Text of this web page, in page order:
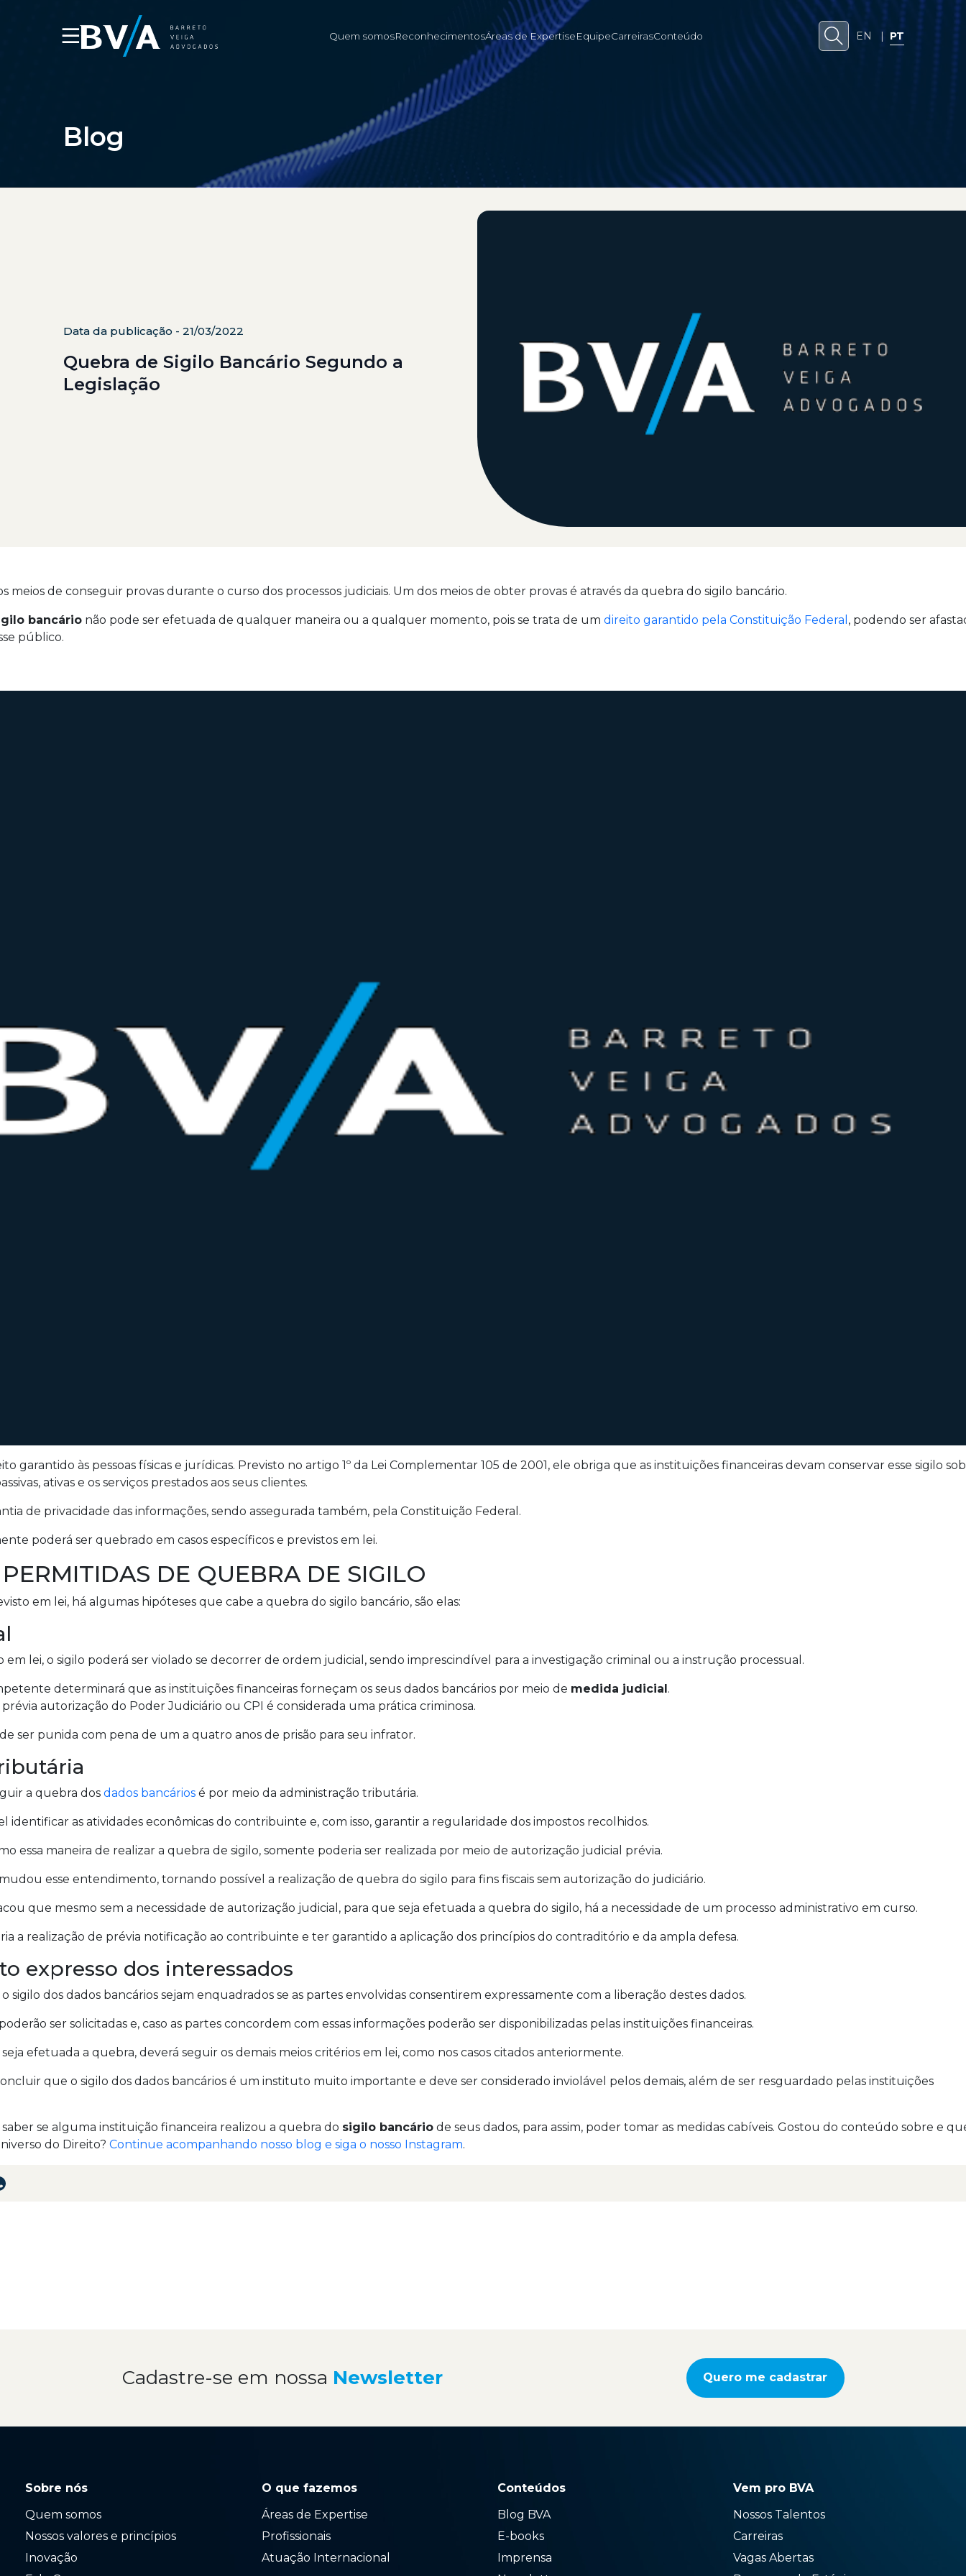
☰ Quem somosReconhecimentosÁreas de ExpertiseEquipeCarreirasConteúdo EN | PT
Blog
Data da publicação - 21/03/2022
Quebra de Sigilo Bancário Segundo a
Legislação
meios de conseguir provas durante o curso dos processos judiciais. Um dos meios de obter provas é através da quebra do sigilo bancário.
bancárionão pode ser efetuada de qualquer maneira ou a qualquer momento, pois se trata de um direito garantido pela Constituição Federal , podendo ser
público.
garantido às pessoas físicas e jurídicas. Previsto no artigo 1º da Lei Complementar 105 de 2001, ele obriga que as instituições financeiras devam conservar esse sigilo
ativas e os serviços prestados aos seus clientes.
de privacidade das informações, sendo assegurada também, pela Constituição Federal.
poderá ser quebrado em casos específicos e previstos em lei.
DE QUEBRA DE SIGILO
em lei, há algumas hipóteses que cabe a quebra do sigilo bancário, são elas:
em lei, o sigilo poderá ser violado se decorrer de ordem judicial, sendo imprescindível para a investigação criminal ou a instrução processual.
determinará que as instituições financeiras forneçam os seus dados bancários por meio de medida judicial.
autorização do Poder Judiciário ou CPI é considerada uma prática criminosa.
ser punida com pena de um a quatro anos de prisão para seu infrator.
a quebra dos dados bancáriosé por meio da administração tributária.
identificar as atividades econômicas do contribuinte e, com isso, garantir a regularidade dos impostos recolhidos.
essa maneira de realizar a quebra de sigilo, somente poderia ser realizada por meio de autorização judicial prévia.
esse entendimento, tornando possível a realização de quebra do sigilo para fins fiscais sem autorização do judiciário.
que mesmo sem a necessidade de autorização judicial, para que seja efetuada a quebra do sigilo, há a necessidade de um processo administrativo em curso.
a realização de prévia notificação ao contribuinte e ter garantido a aplicação dos princípios do contraditório e da ampla defesa.
expresso dos interessados
sigilo dos dados bancários sejam enquadrados se as partes envolvidas consentirem expressamente com a liberação destes dados.
ser solicitadas e, caso as partes concordem com essas informações poderão ser disponibilizadas pelas instituições financeiras.
efetuada a quebra, deverá seguir os demais meios critérios em lei, como nos casos citados anteriormente.
que o sigilo dos dados bancários é um instituto muito importante e deve ser considerado inviolável pelos demais, além de ser resguardado pelas instituições
se alguma instituição financeira realizou a quebra do sigilo bancáriode seus dados, para assim, poder tomar as medidas cabíveis. Gostou do conteúdo sobre e
do Direito? Continue acompanhando nosso blog e siga o nosso Instagram.
Cadastre-se em nossa Newsletter Quero me cadastrar
Sobre nós
Quem somos
Nossos valores e princípios
Inovação
O que fazemos
Áreas de Expertise
Profissionais
Atuação Internacional
Conteúdos
Blog BVA
E-books
Imprensa
Vem pro BVA
Nossos Talentos
Carreiras
Vagas Abertas